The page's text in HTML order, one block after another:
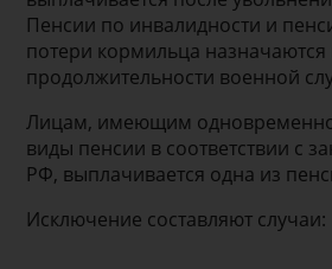
Пенсии по инвалидности и
потери кормильца
продолжительности военной
Лицам, имеющим
виды пенсии в соответствии с
РФ, выплачивается одна из
Исключение составляют случаи: